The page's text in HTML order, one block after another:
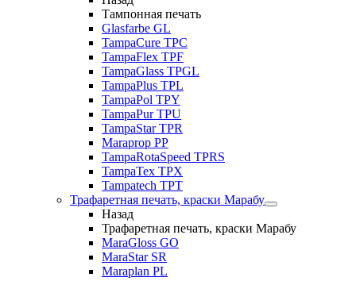
Тампонная печать
Glasfarbe GL
TampaCure TPC
TampaFlex TPF
TampaGlass TPGL
TampaPlus TPL
TampaPol TPY
TampaPur TPU
TampaStar TPR
Maraprop PP
TampaRotaSpeed TPRS
TampaTex TPX
Tampatech TPT
Трафаретная печать, краски Марабу
Назад
Трафаретная печать, краски Марабу
MaraGloss GO
MaraStar SR
Maraplan PL